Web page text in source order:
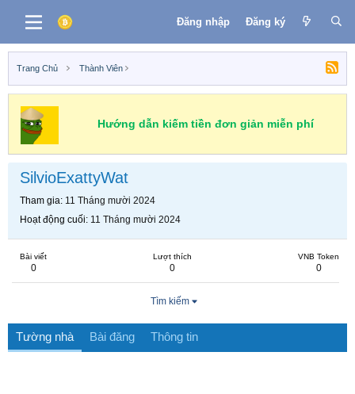
Đăng nhập Đăng ký
Trang Chủ Thành Viên
Hướng dẫn kiếm tiền đơn giản miễn phí
SilvioExattyWat
Tham gia 11 Tháng mười 2024
Hoạt động cuối 11 Tháng mười 2024
Bài viết
0
Lượt thích
0
VNB Token
0
Tìm kiếm
Tường nhà Bài đăng Thông tin